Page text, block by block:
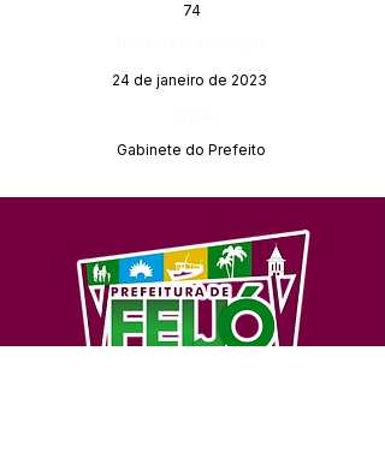
74
24 de janeiro de 2023
Gabinete do Prefeito